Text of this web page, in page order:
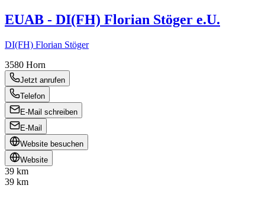
EUAB - DI(FH) Florian Stöger e.U.
DI(FH) Florian Stöger
3580 Horn
Jetzt anrufen
Telefon
E-Mail schreiben
E-Mail
Website besuchen
Website
39 km
39 km